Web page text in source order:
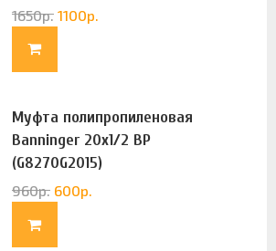
1650р. 1100р.
Муфта полипропиленовая
Banninger 20х1/2 ВР
(G8270G2015)
960р. 600р.